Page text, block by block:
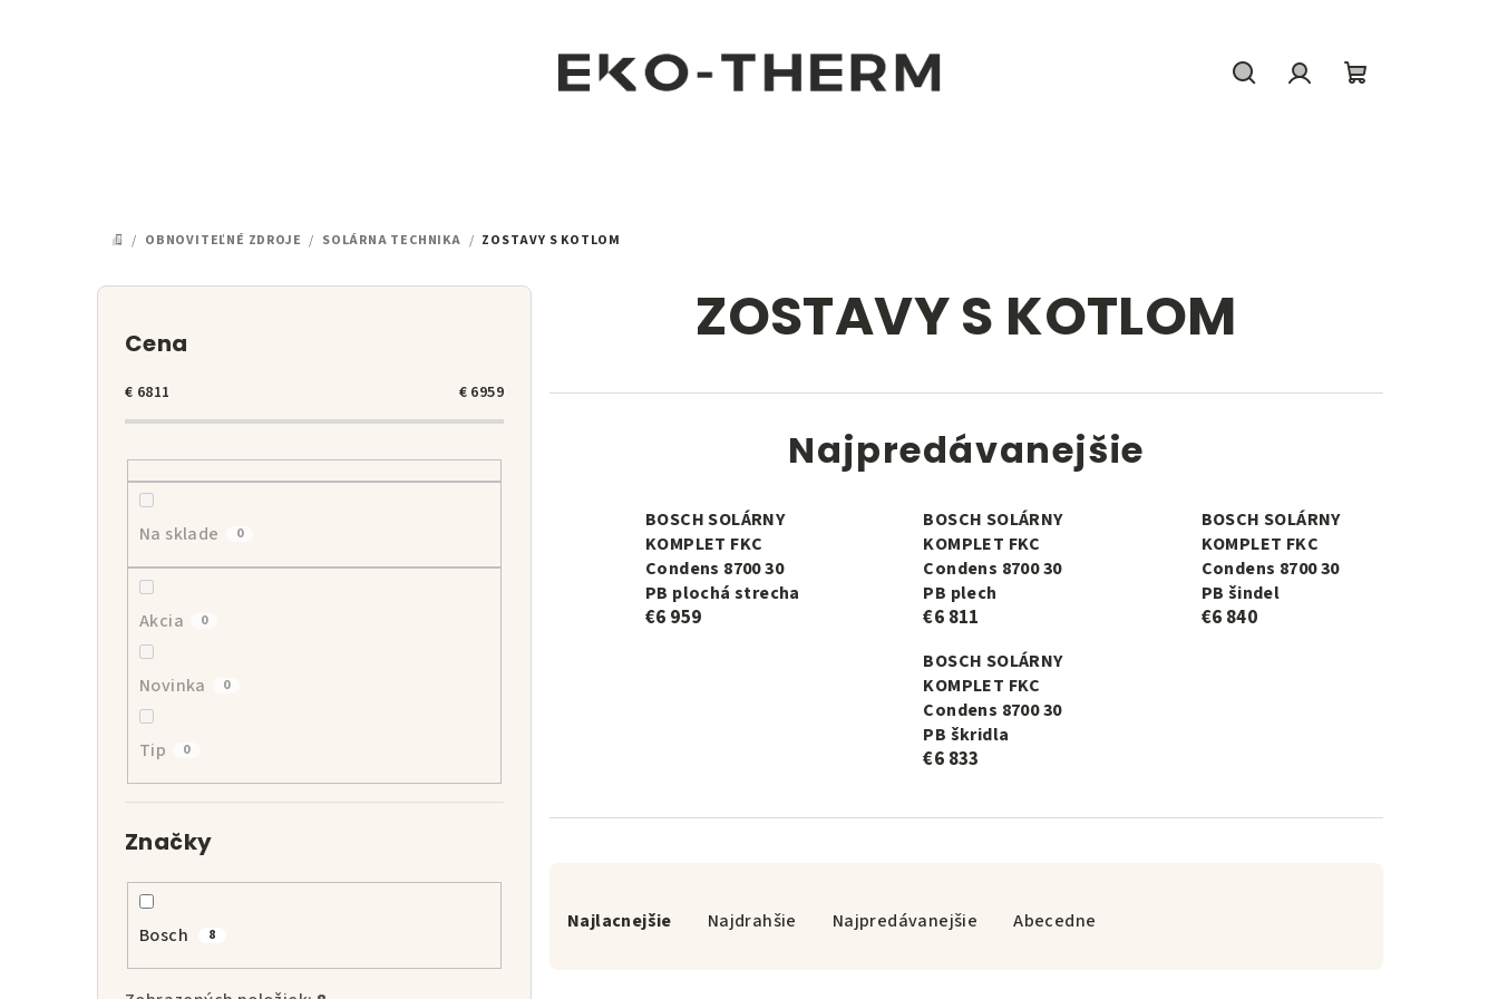
DOMOV
/ OBNOVITEĽNÉ ZDROJE / SOLÁRNA TECHNIKA / ZOSTAVY S KOTLOM
B
Cena
€ 6811 € 6959
Na sklade 0
Akcia 0
Novinka 0
Tip 0
Značky
Bosch 8
ZOSTAVY S KOTLOM
Najpredávanejšie
BOSCH SOLÁRNY
KOMPLET FKC
Condens 8700 30
PB plochá strecha
€6 959
BOSCH SOLÁRNY
KOMPLET FKC
Condens 8700 30
PB plech
€6 811
BOSCH SOLÁRNY
KOMPLET FKC
Condens 8700 30
PB šindel
€6 840
BOSCH SOLÁRNY
KOMPLET FKC
Condens 8700 30
PB škridla
€6 833
a
Najlacnejšie Najdrahšie Najpredávanejšie Abecedne